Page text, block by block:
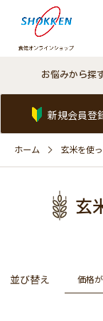
お悩みから探
新規会員登
ホーム 玄米を使
玄
並び替え 価格